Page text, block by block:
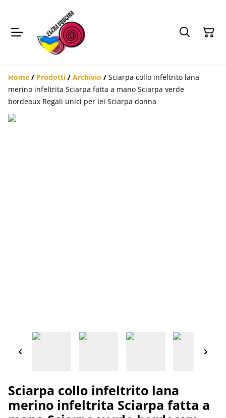
Home / Prodotti / Archivio / Sciarpa collo infeltrito lana
merino infeltrita Sciarpa fatta a mano Sciarpa verde
bordeaux Regali unici per lei Sciarpa donna
Sciarpa collo infeltrito lana
merino infeltrita Sciarpa fatta a